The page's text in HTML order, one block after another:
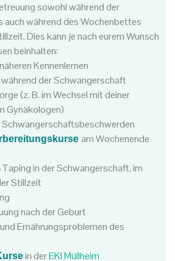
sowohl während der
auch während des Wochenbettes
Dies kann je nach eurem Wunsch
beinhalten:
Kennenlernen
der Schwangerschaft
(z. B. im Wechsel mit deiner
Gynäkologen)
am Wochenende
in der Schwangerschaft, im
Stillzeit
nach der Geburt
Ernährungsproblemen des
in derEKI Müllheim